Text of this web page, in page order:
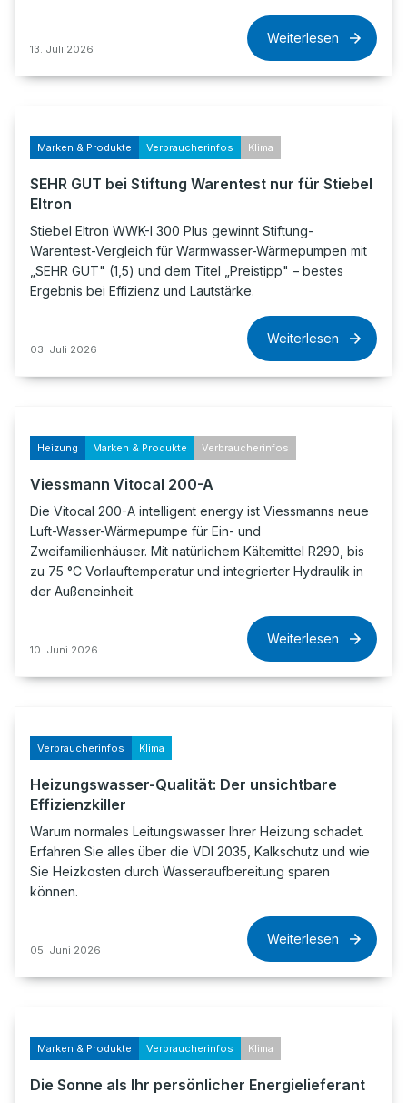
13. Juli 2026
Weiterlesen
Marken & Produkte Verbraucherinfos Klima
SEHR GUT bei Stiftung Warentest nur für Stiebel
Eltron
Stiebel Eltron WWK-I 300 Plus gewinnt Stiftung-
Warentest-Vergleich für Warmwasser-Wärmepumpen mit
„SEHR GUT" (1,5) und dem Titel „Preistipp" – bestes
Ergebnis bei Effizienz und Lautstärke.
03. Juli 2026
Weiterlesen
Heizung Marken & Produkte Verbraucherinfos
Viessmann Vitocal 200-A
Die Vitocal 200-A intelligent energy ist Viessmanns neue
Luft-Wasser-Wärmepumpe für Ein- und
Zweifamilienhäuser. Mit natürlichem Kältemittel R290, bis
zu 75 °C Vorlauftemperatur und integrierter Hydraulik in
der Außeneinheit.
10. Juni 2026
Weiterlesen
Verbraucherinfos Klima
Heizungswasser-Qualität: Der unsichtbare
Effizienzkiller
Warum normales Leitungswasser Ihrer Heizung schadet.
Erfahren Sie alles über die VDI 2035, Kalkschutz und wie
Sie Heizkosten durch Wasseraufbereitung sparen
können.
05. Juni 2026
Weiterlesen
Marken & Produkte Verbraucherinfos Klima
Die Sonne als Ihr persönlicher Energielieferant